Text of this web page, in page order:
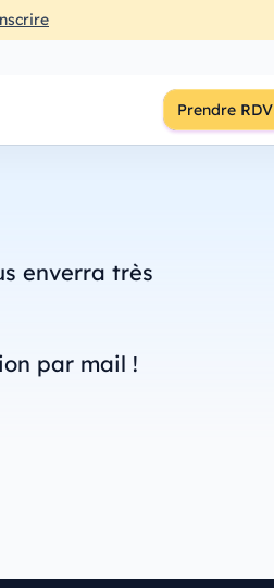
Prendre RDV
enverra très
par mail !